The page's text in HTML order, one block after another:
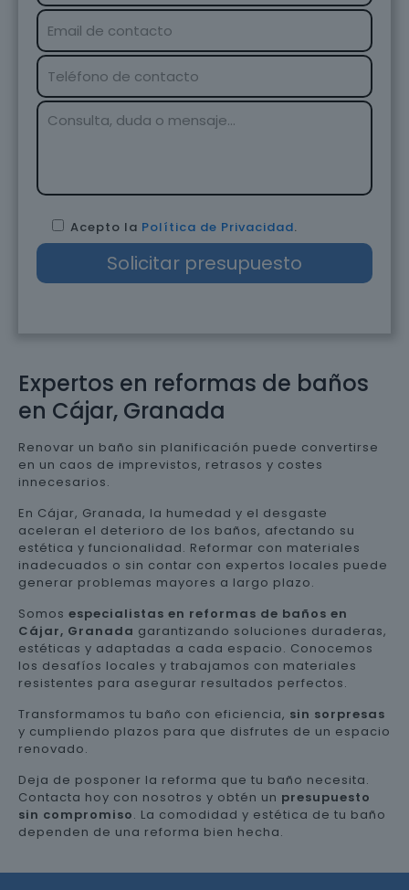
Expertos en reformas de baños
en Cájar, Granada
Renovar un baño sin planificación puede convertirse
en un caos de imprevistos, retrasos y costes
innecesarios.
En Cájar, Granada, la humedad y el desgaste
aceleran el deterioro de los baños, afectando su
estética y funcionalidad. Reformar con materiales
inadecuados o sin contar con expertos locales puede
generar problemas mayores a largo plazo.
Somos especialistas en reformas de baños en
Cájar, Granada garantizando soluciones duraderas,
estéticas y adaptadas a cada espacio. Conocemos
los desafíos locales y trabajamos con materiales
resistentes para asegurar resultados perfectos.
Transformamos tu baño con eficiencia, sin sorpresas
y cumpliendo plazos para que disfrutes de un espacio
renovado.
Deja de posponer la reforma que tu baño necesita.
Contacta hoy con nosotros y obtén un presupuesto
sin compromiso. La comodidad y estética de tu baño
dependen de una reforma bien hecha.
Acepto la Política de Privacidad.